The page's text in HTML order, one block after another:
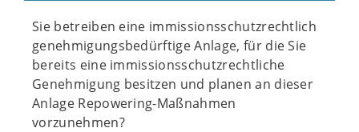
Sie betreiben eine immissionsschutzrechtlich
genehmigungsbedürftige Anlage, für die Sie
bereits eine immissionsschutzrechtliche
Genehmigung besitzen und planen an dieser
Anlage Repowering-Maßnahmen
vorzunehmen?